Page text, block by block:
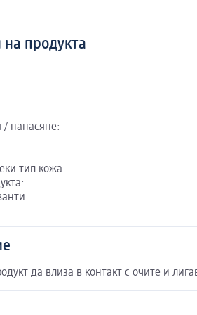
на продукта
/ нанасяне:
тип кожа
да влиза в контакт с очите и